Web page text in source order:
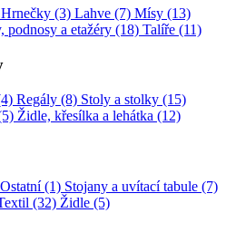
Hrnečky (3) Lahve (7) Mísy (13)
podnosy a etažéry (18) Talíře (11)
Regály (8) Stoly a stolky (15)
Židle, křesílka a lehátka (12)
Ostatní (1) Stojany a uvítací tabule (7)
(32) Židle (5)